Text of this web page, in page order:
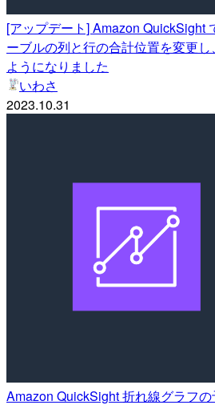
[アップデート] Amazon QuickSight
ーブルの列と行の合計位置を変更
ようになりました
いわさ
2023.10.31
Amazon QuickSight 折れ線グラフ